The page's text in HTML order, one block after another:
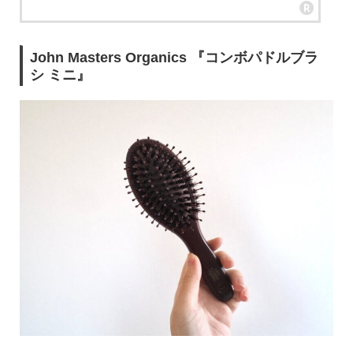
John Masters Organics 『コンボパドルブラ
シ ミニ』